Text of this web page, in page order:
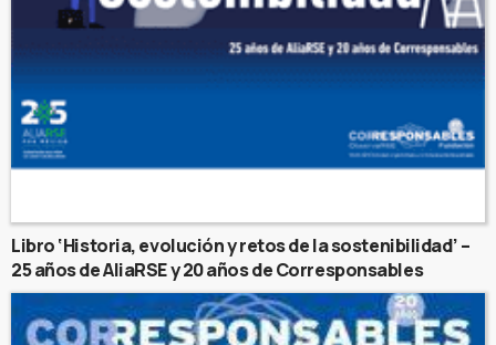
Libro ‘Historia, evolución y retos de la sostenibilidad’ –
25 años de AliaRSE y 20 años de Corresponsables